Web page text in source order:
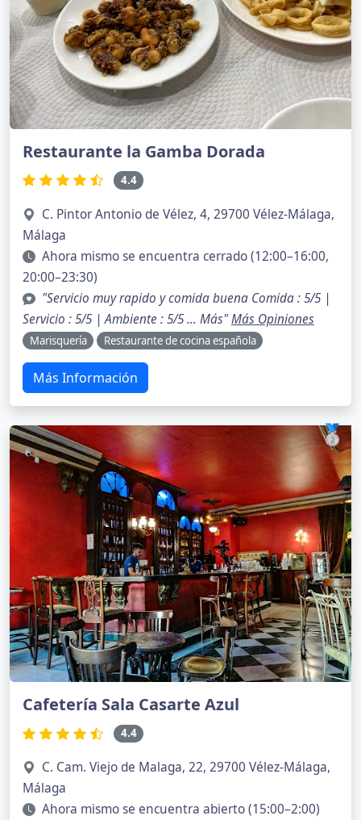
Restaurante la Gamba Dorada
4.4
C. Pintor Antonio de Vélez, 4, 29700 Vélez-Málaga,
Málaga
Ahora mismo se encuentra cerrado (12:00–16:00,
20:00–23:30)
"Servicio muy rapido y comida buena Comida : 5/5 |
Servicio : 5/5 | Ambiente : 5/5 … Más"Más Opiniones
Marisquería Restaurante de cocina española
Más Información
🥈
Cafetería Sala Casarte Azul
4.4
C. Cam. Viejo de Malaga, 22, 29700 Vélez-Málaga,
Málaga
Ahora mismo se encuentra abierto (15:00–2:00)